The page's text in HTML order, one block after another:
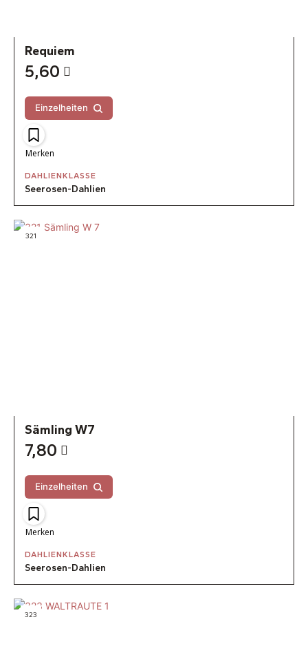
Requiem
5,60
Einzelheiten
Merken
DAHLIENKLASSE
Seerosen-Dahlien
321
Sämling W7
7,80
Einzelheiten
Merken
DAHLIENKLASSE
Seerosen-Dahlien
323